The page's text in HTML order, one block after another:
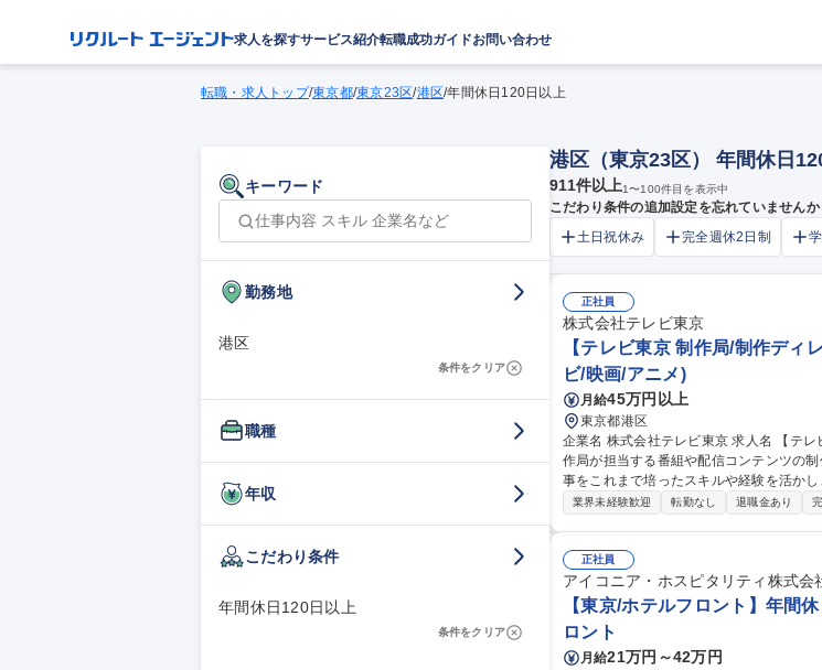
求人を探すサービス紹介転職成功ガイドお問い合わせ
転職・求人トップ/東京都/東京23区/港区/年間休日120日以上
キーワード
勤務地
港区
条件をクリア
職種
年収
こだわり条件
年間休日120日以上
条件をクリア
港区（東京23区） 年間休日
911件以上1〜100件目を表示中
こだわり条件の追加設定を忘れていませんか
土日祝休み
完全週休2日制
正社員
株式会社テレビ東京
【テレビ東京 制作局/制作ディ
ビ/映画/アニメ)
月給45万円以上
東京都港区
企業名 株式会社テレビ東京 求人名 【テレビ東京 制作局/制作ディレクター/制作プロデューサー】 仕事の内容 制
作局が担当する番組や配信コンテンツの
事をこれまで培ったスキルや経験を活かし、即戦力とし
斬新な企画に挑戦できるのが、テレビ東
る方など総合的なコンテンツクリエイターをお迎えしたい
作ディレクター/制作プロデューサー】
業界未経験歓迎 転勤なし 退職金あり
正社員
アイコニア・ホスピタリティ株式会
【東京/ホテルフロント】年間
ロント
月給21万円～42万円